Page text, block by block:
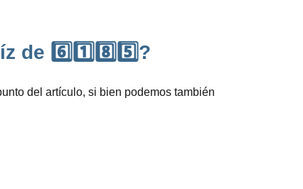
de 6️⃣1️⃣8️⃣5️⃣?
del artículo, si bien podemos también